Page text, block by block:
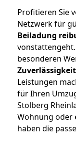
Profitieren Sie
Netzwerk für
Beiladung
besonderen
Leistungen
für Ihren
Stolberg
Wohnung oder
haben die